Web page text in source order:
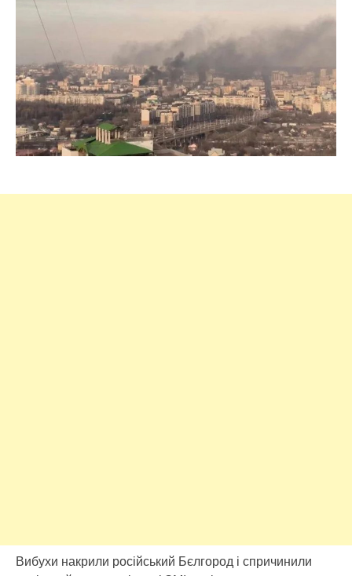
Вибухи накрили російський Бєлгород і спричинили